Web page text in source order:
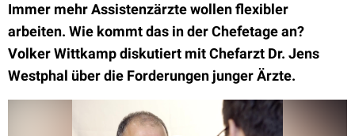
Immer mehr Assistenzärzte wollen flexibler
arbeiten. Wie kommt das in der Chefetage an?
Volker Wittkamp diskutiert mit Chefarzt Dr. Jens
Westphal über die Forderungen junger Ärzte.